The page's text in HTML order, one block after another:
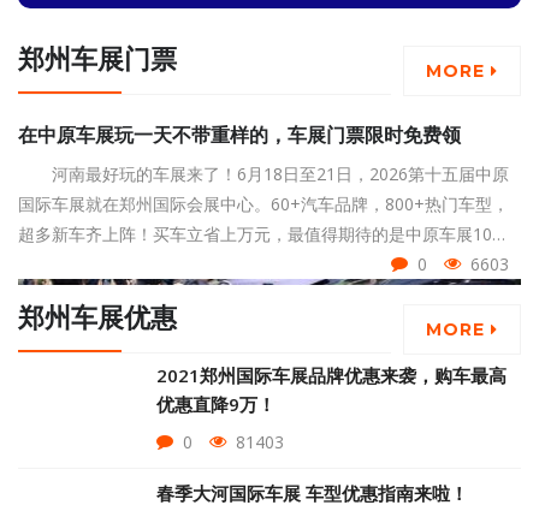
郑州车展门票 MORE
在中原车展玩一天不带重样的，车展门票限时免费领
河南最好玩的车展来了！6月18日至21日，2026第十五届中原
国际车展就在郑州国际会展中心。60+汽车品牌，800+热门车型，
超多新车齐上阵！买车立省上万元，最值得期待的是中原车展10大
活动逐一解锁，现中原国际车展门票限时免费，点击页面下方按钮
0 6603
郑州车展优惠 MORE
2021郑州国际车展品牌优惠来袭，购车最高
优惠直降9万！
0 81403
春季大河国际车展 车型优惠指南来啦！